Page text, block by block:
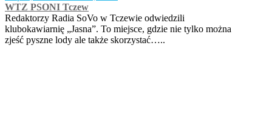
WTZ PSONI Tczew
Redaktorzy Radia SoVo w Tczewie odwiedzili
klubokawiarnię „Jasna”. To miejsce, gdzie nie tylko można
zjeść pyszne lody ale także skorzystać…..